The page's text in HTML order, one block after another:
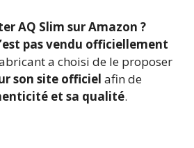
AQ Slim sur Amazon ?
pas vendu officiellement
a choisi de le proposer
son site officiel afin de
et sa qualité.